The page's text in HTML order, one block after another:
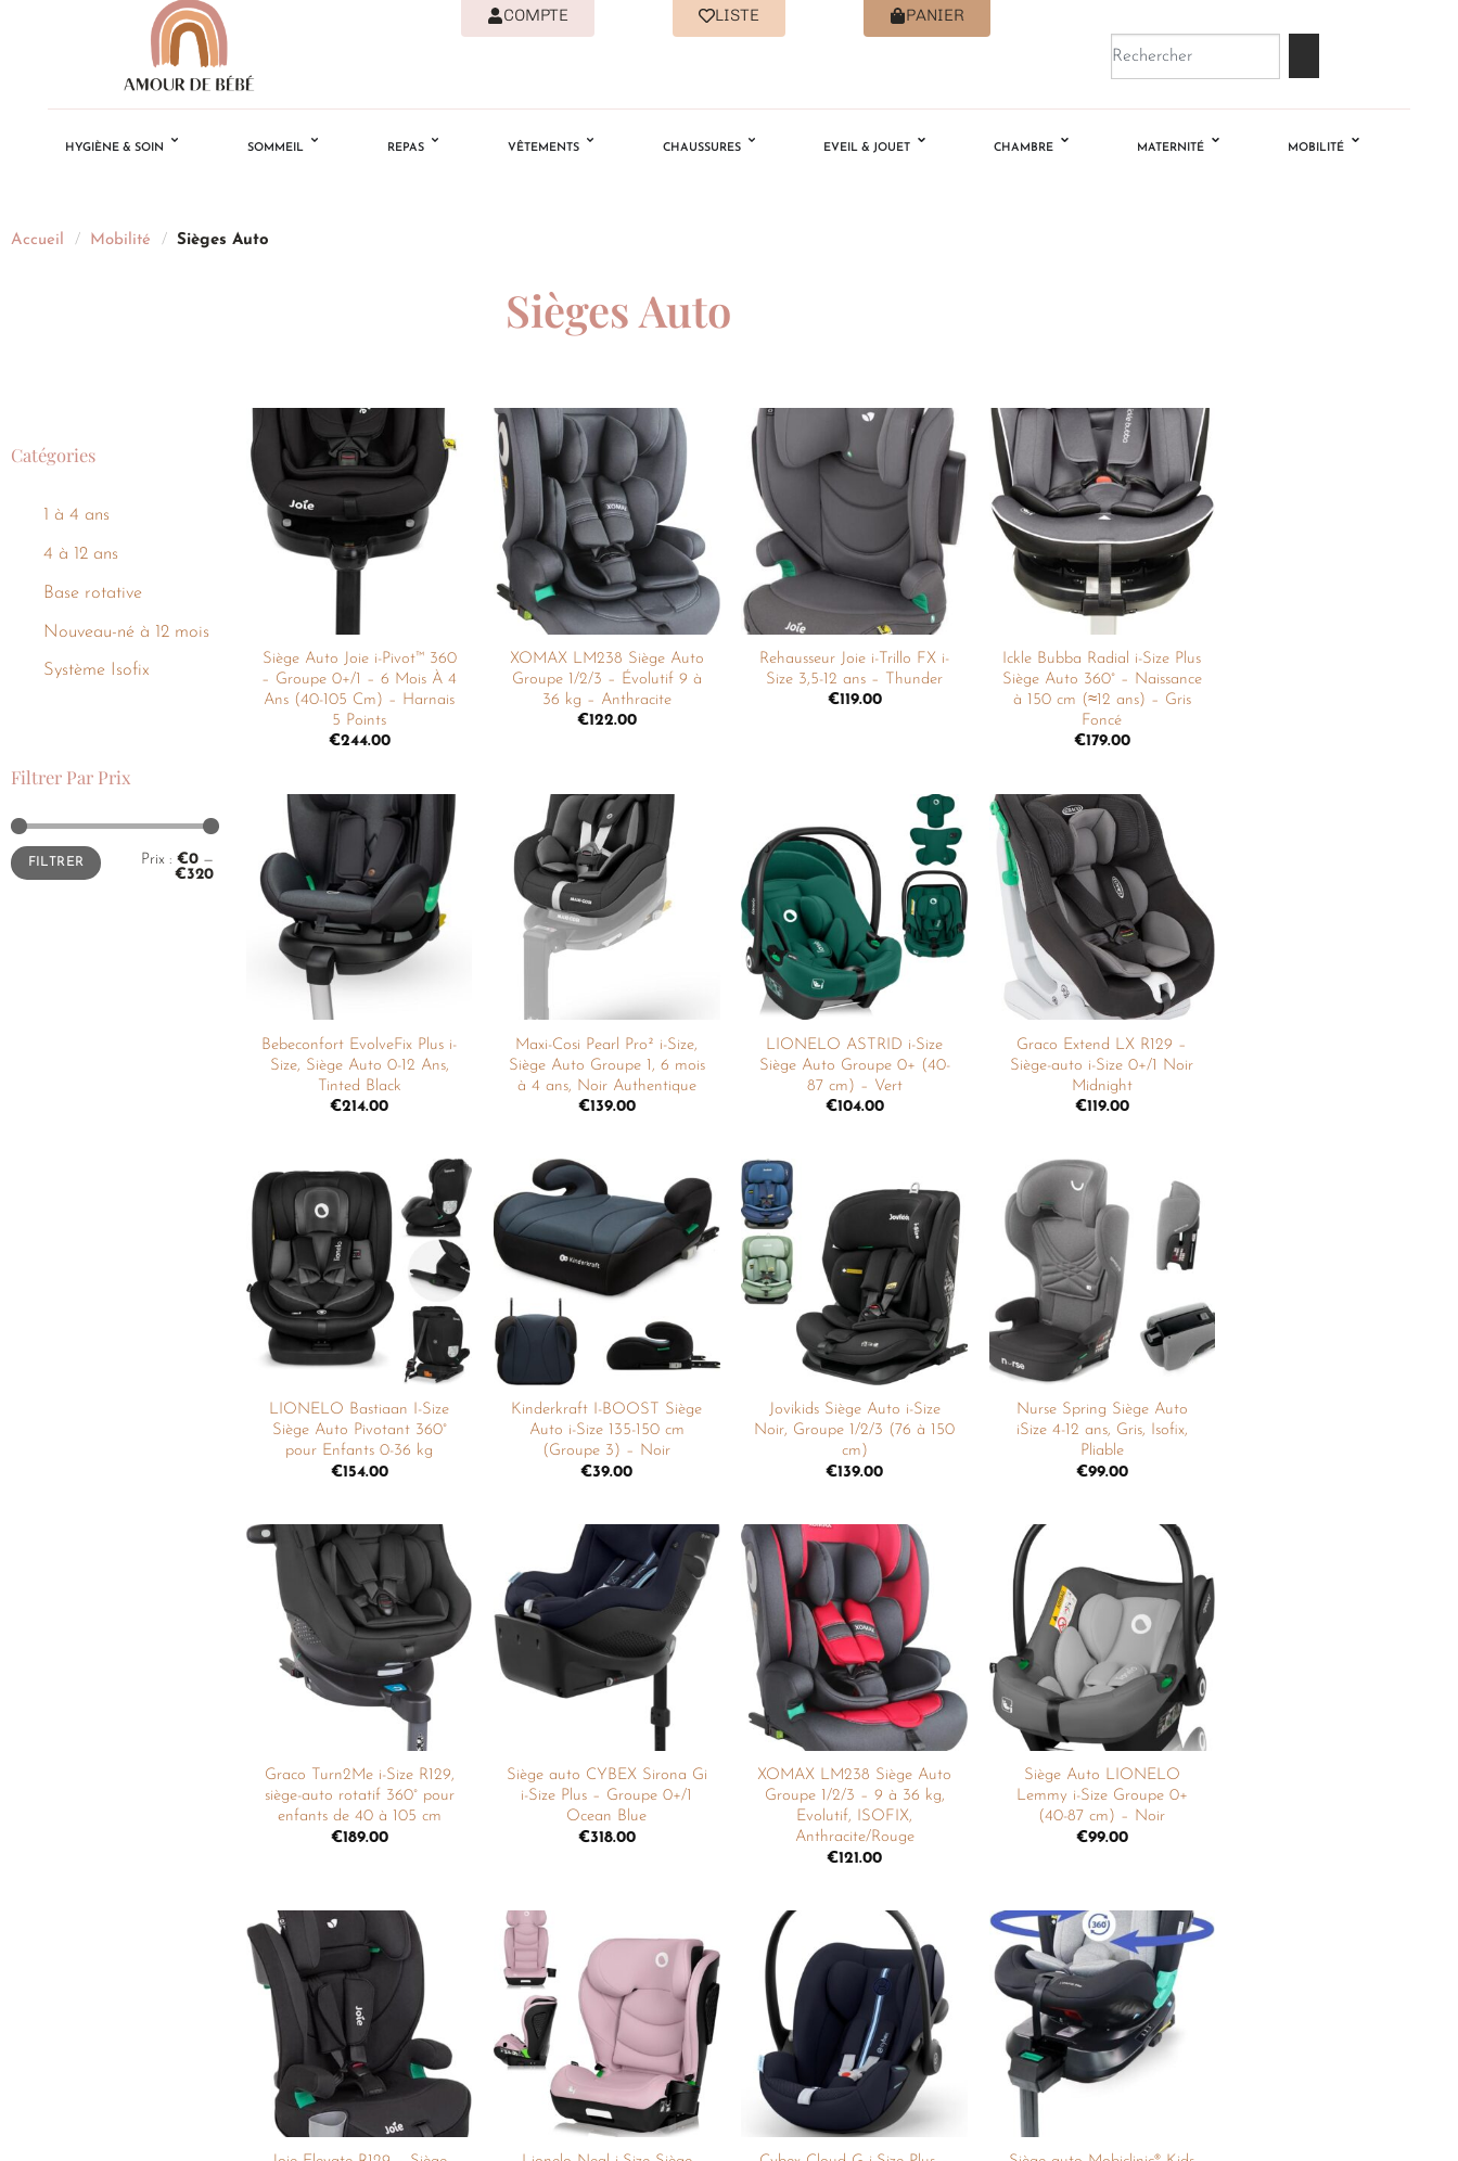
COMPTE LISTE PANIER
HYGIÈNE & SOIN SOMMEIL REPAS VÊTEMENTS CHAUSSURES EVEIL & JOUET CHAMBRE MATERNITÉ MOBILITÉ
Accueil / Mobilité / Sièges Auto
Sièges Auto
Catégories
1 à 4 ans
4 à 12 ans
Base rotative
Nouveau-né à 12 mois
Système Isofix
Filtrer Par Prix
FILTRER Prix : €0 —
€320
Ajouter
à la
liste de
souhaits
Siège Auto Joie i-Pivot™ 360
– Groupe 0+/1 – 6 Mois À 4
Ans (40-105 Cm) – Harnais
5 Points
€244.00
Ajouter
à la
liste de
souhaits
XOMAX LM238 Siège Auto
Groupe 1/2/3 – Évolutif 9 à
36 kg – Anthracite
€122.00
Ajouter
liste de
souhaits
Rehausseur Joie i-Trillo FX i-
Size 3,5-12 ans – Thunder
€119.00
Ajouter
à la
liste de
souhaits
Ickle Bubba Radial i-Size Plus
Siège Auto 360° – Naissance
à 150 cm (≈12 ans) – Gris
Foncé
€179.00
Ajouter
à la
liste de
souhaits
Bebeconfort EvolveFix Plus i-
Size, Siège Auto 0-12 Ans,
Tinted Black
€214.00
Ajouter
liste de
souhaits
Maxi-Cosi Pearl Pro² i-Size,
Siège Auto Groupe 1, 6 mois
à 4 ans, Noir Authentique
€139.00
Ajouter
à la
liste de
souhaits
LIONELO ASTRID i-Size
Siège Auto Groupe 0+ (40-
87 cm) – Vert
€104.00
Ajouter
à la
liste de
souhaits
Graco Extend LX R129 –
Siège-auto i-Size 0+/1 Noir
Midnight
€119.00
Ajouter
à la
liste de
souhaits
LIONELO Bastiaan I-Size
Siège Auto Pivotant 360°
pour Enfants 0-36 kg
€154.00
Ajouter
à la
liste de
souhaits
Kinderkraft I-BOOST Siège
Auto i-Size 135-150 cm
(Groupe 3) – Noir
€39.00
Ajouter
à la
liste de
souhaits
Jovikids Siège Auto i-Size
Noir, Groupe 1/2/3 (76 à 150
cm)
€139.00
Ajouter
à la
liste de
souhaits
Nurse Spring Siège Auto
iSize 4-12 ans, Gris, Isofix,
Pliable
€99.00
Ajouter
à la
liste de
souhaits
Graco Turn2Me i-Size R129,
siège-auto rotatif 360° pour
enfants de 40 à 105 cm
€189.00
Ajouter
à la
liste de
souhaits
Siège auto CYBEX Sirona Gi
i-Size Plus – Groupe 0+/1
Ocean Blue
€318.00
Ajouter
à la
liste de
souhaits
XOMAX LM238 Siège Auto
Groupe 1/2/3 – 9 à 36 kg,
Evolutif, ISOFIX,
Anthracite/Rouge
€121.00
Ajouter
à la
liste de
souhaits
Siège Auto LIONELO
Lemmy i-Size Groupe 0+
(40-87 cm) – Noir
€99.00
Ajouter
liste de
souhaits
Ajouter
à la
liste de
souhaits
Ajouter
à la
liste de
souhaits
Ajouter
à la
liste de
souhaits